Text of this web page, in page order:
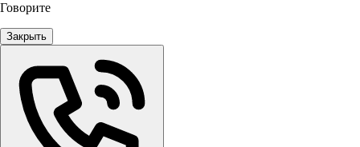
Говорите
Закрыть